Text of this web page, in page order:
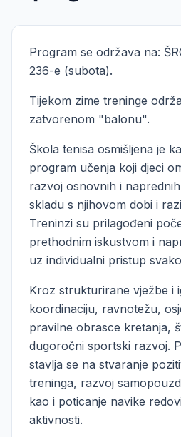
Program se održava na:
236-e (subota).
Tijekom zime treninge
zatvorenom "balonu".
Škola tenisa osmišljena je
program učenja koji djeci
razvoj osnovnih i
skladu s njihovom dobi i
Treninzi su prilagođeni
prethodnim iskustvom i
uz individualni pristup
Kroz strukturirane vježbe i
koordinaciju, ravnotežu,
pravilne obrasce kretanja,
dugoročni sportski razvoj.
stavlja se na stvaranje
treninga, razvoj
kao i poticanje navike
aktivnosti.